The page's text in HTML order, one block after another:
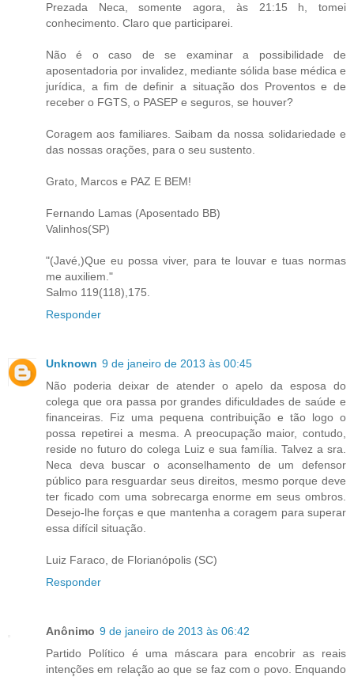
Prezada Neca, somente agora, às 21:15 h, tomei
conhecimento. Claro que participarei.
Não é o caso de se examinar a possibilidade de
aposentadoria por invalidez, mediante sólida base médica e
jurídica, a fim de definir a situação dos Proventos e de
receber o FGTS, o PASEP e seguros, se houver?
Coragem aos familiares. Saibam da nossa solidariedade e
das nossas orações, para o seu sustento.
Grato, Marcos e PAZ E BEM!
Fernando Lamas (Aposentado BB)
Valinhos(SP)
"(Javé,)Que eu possa viver, para te louvar e tuas normas
me auxiliem."
Salmo 119(118),175.
Responder
Unknown 9 de janeiro de 2013 às 00:45
Não poderia deixar de atender o apelo da esposa do
colega que ora passa por grandes dificuldades de saúde e
financeiras. Fiz uma pequena contribuição e tão logo o
possa repetirei a mesma. A preocupação maior, contudo,
reside no futuro do colega Luiz e sua família. Talvez a sra.
Neca deva buscar o aconselhamento de um defensor
público para resguardar seus direitos, mesmo porque deve
ter ficado com uma sobrecarga enorme em seus ombros.
Desejo-lhe forças e que mantenha a coragem para superar
essa difícil situação.
Luiz Faraco, de Florianópolis (SC)
Responder
Anônimo 9 de janeiro de 2013 às 06:42
Partido Político é uma máscara para encobrir as reais
intenções em relação ao que se faz com o povo. Enquando